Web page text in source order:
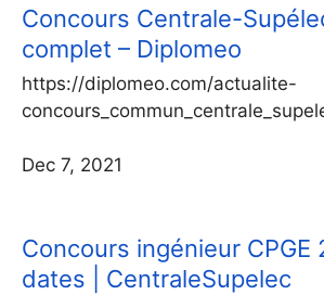
Concours Centrale-
complet – Diplomeo
https://diplomeo.com/actualite-
Dec 7, 2021
Concours ingénieur CPGE
dates | CentraleSupelec